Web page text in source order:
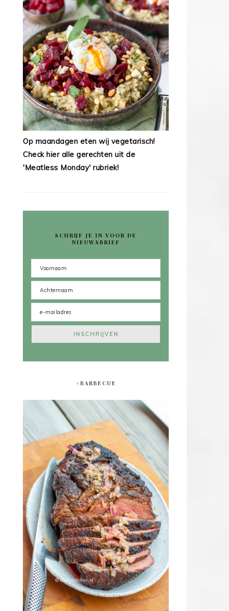
Op maandagen eten wij vegetarisch!
Check hier alle gerechten uit de
'Meatless Monday' rubriek!
SCHRIJF JE IN VOOR DE
NIEUWSBRIEF
#BARBECUE